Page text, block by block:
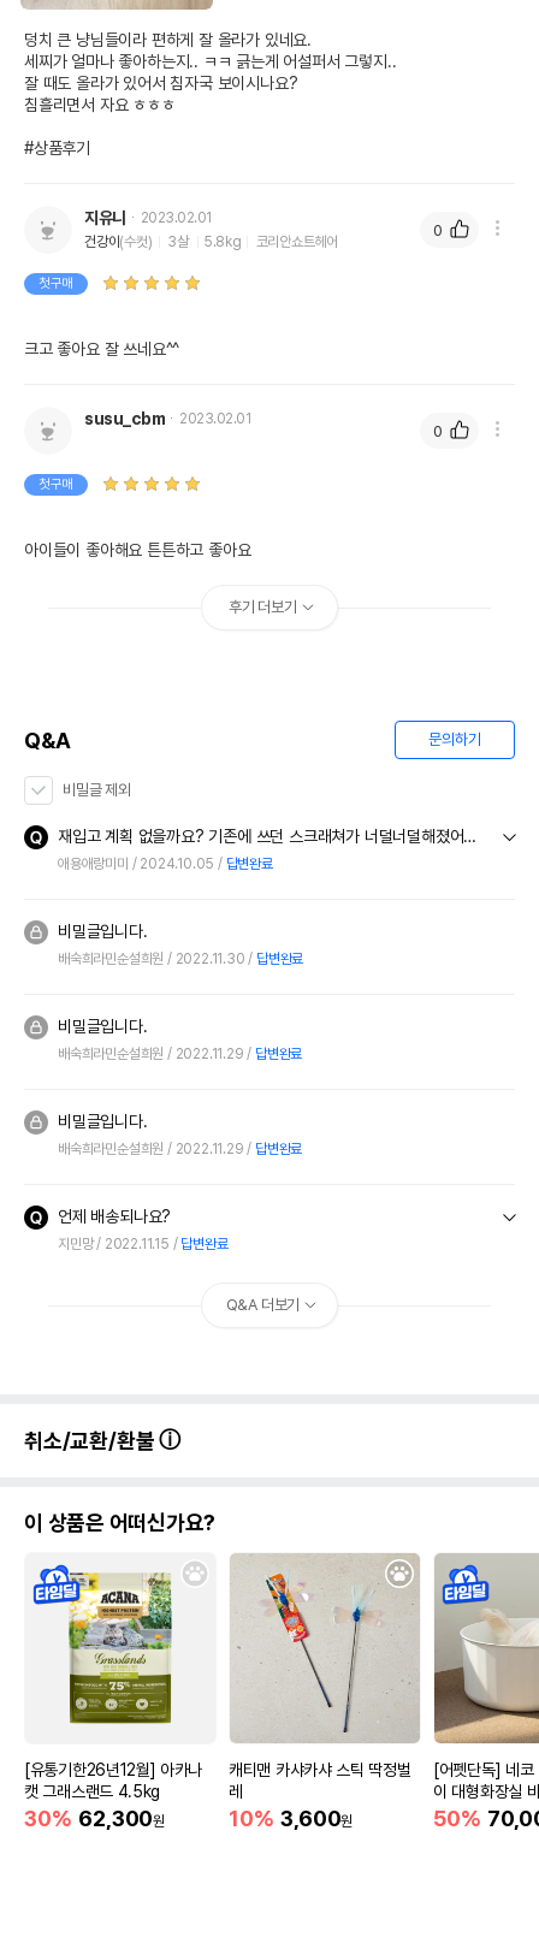
덩치 큰 냥님들이라 편하게 잘 올라가 있네요.
세찌가 얼마나 좋아하는지.. ㅋㅋ 긁는게 어설퍼서 그렇지..
잘 때도 올라가 있어서 침자국 보이시나요?
침흘리면서 자요 ㅎㅎㅎ
#상품후기
지유니
2023.02.01
건강이 (수컷) 3살 5.8kg 코리안쇼트헤어
첫구매
크고 좋아요 잘 쓰네요^^
0
susu_cbm 2023.02.01
첫구매
아이들이 좋아해요 튼튼하고 좋아요
0
후기 더보기
Q&A 문의하기
비밀글 제외
재입고 계획 없을까요? 기존에 쓰던 스크래쳐가 너덜너덜해졌어요 이 스크래쳐를 저희집 야옹이들이 정말 많이 좋아하거든요.
애용애랑미미 2024.10.05 답변완료
비밀글입니다.
배숙희라민순설희원 2022.11.30 답변완료
비밀글입니다.
배숙희라민순설희원 2022.11.29 답변완료
비밀글입니다.
배숙희라민순설희원 2022.11.29 답변완료
언제 배송되나요?
지민망 2022.11.15 답변완료
Q&A 더보기
취소/교환/환불
이 상품은 어떠신가요?
[유통기한26년12월] 아카나
캣 그래스랜드 4.5kg
30% 62,300원
캐티맨 카샤카샤 스틱 딱정벌
레
10% 3,600원
[어펫단독] 네코
이 대형화장실
50%